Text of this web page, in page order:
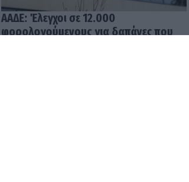
ΑΑΔΕ: Έλεγχοι σε 12.000
φορολογούμενους για δαπάνες που